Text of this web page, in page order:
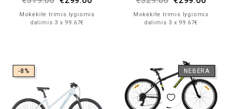
Mokėkite trimis lygiomis
dalimis 3 x 99.67€
Mokėkite trimis lygiomis
dalimis 3 x 99.67€
-8% NEBĖRA